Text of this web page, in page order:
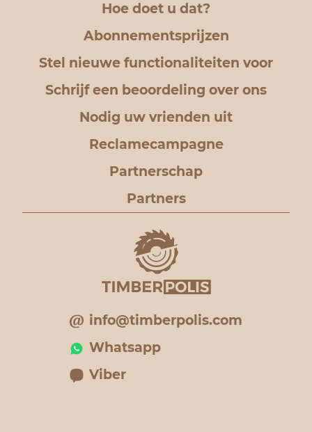
Hoe doet u dat?
Abonnementsprijzen
Stel nieuwe functionaliteiten voor
Schrijf een beoordeling over ons
Nodig uw vrienden uit
Reclamecampagne
Partnerschap
Partners
info@timberpolis.com
Whatsapp
Viber